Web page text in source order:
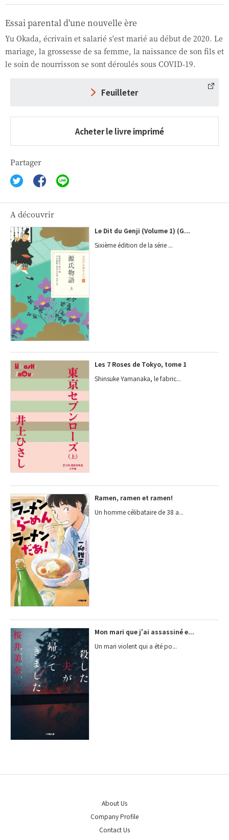
Essai parental d'une nouvelle ère
Yu Okada, écrivain et salarié s'est marié au début de 2020. Le
mariage, la grossesse de sa femme, la naissance de son fils et
le soin de nourrisson se sont déroulés sous COVID-19.
Feuilleter
Acheter le livre imprimé
Partager
A découvrir
Le Dit du Genji (Volume 1) (G...
Sixième édition de la série ...
Les 7 Roses de Tokyo, tome 1
Shinsuke Yamanaka, le fabric...
Ramen, ramen et ramen!
Un homme célibataire de 38 a...
Mon mari que j'ai assassiné e...
Un mari violent qui a été po...
About Us
Company Profile
Contact Us